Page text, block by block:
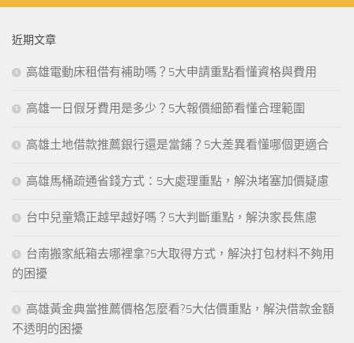
近期文章
高雄電動床租借有補助嗎？5大申請重點看懂資格與費用
高雄一日假牙費用是多少？5大報價細節看懂合理範圍
高雄土地借款推薦銀行還是當鋪？5大差異看懂哪個更適合
高雄馬桶疏通省錢方式：5大處理重點，解決堵塞加價疑慮
台中兒童矯正越早越好嗎？5大判斷重點，解決家長焦慮
台南搬家紙箱去哪裡拿?5大取得方式，解決打包材料不夠用
的困擾
高雄黃金典當推薦價格怎麼看?5大估價重點，解決借款金額
不透明的困擾